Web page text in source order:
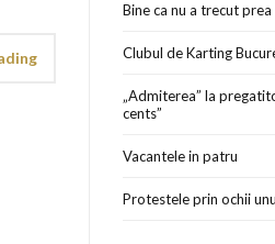
Bine ca nu a trecut
Clubul de Karting
„Admiterea” la
cents”
Vacantele in patru
Protestele prin ochii